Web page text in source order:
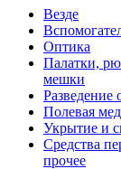
Везде
Оптика
Палатки,
мешки
Разведение
Полевая
Укрытие и
Средства
прочее